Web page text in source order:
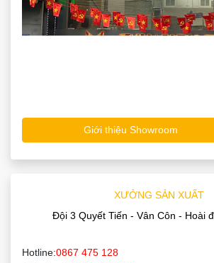
Giới thiệu Showroom
XƯỞNG SẢN XUẤT
Đội 3 Quyết Tiến - Vân Côn - Hoài
Hotline:0867 475 128